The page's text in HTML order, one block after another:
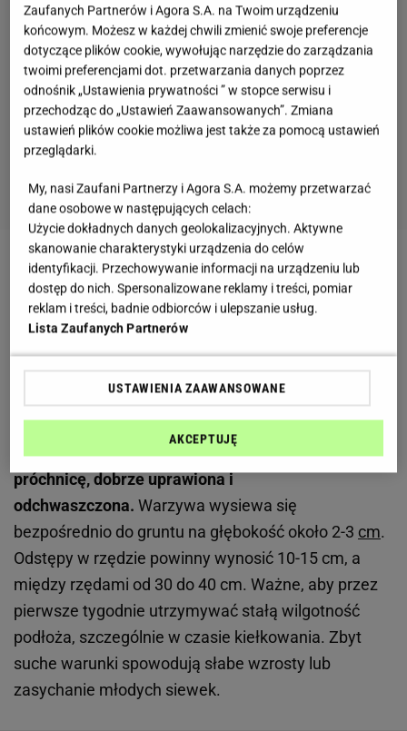
Zobacz wideoMasz kaca? Sięgnij po buraki, mogą
złagodzić skutki
Jak się sadzi buraka? Sprawdź, jak wykonać siew
krok po kroku
Pierwszym krokiem jest staranne przygotowanie
gleby.Powinna być lekka, przewiewna, zasobna w
próchnicę, dobrze uprawiona i
odchwaszczona. Warzywa wysiewa się
bezpośrednio do gruntu na głębokość około 2-3 cm.
Odstępy w rzędzie powinny wynosić 10-15 cm, a
między rzędami od 30 do 40 cm. Ważne, aby przez
pierwsze tygodnie utrzymywać stałą wilgotność
podłoża, szczególnie w czasie kiełkowania. Zbyt
suche warunki spowodują słabe wzrosty lub
zasychanie młodych siewek.
Zaufanych Partnerów i Agora S.A. na Twoim urządzeniu
końcowym. Możesz w każdej chwili zmienić swoje preferencje
dotyczące plików cookie, wywołując narzędzie do zarządzania
twoimi preferencjami dot. przetwarzania danych poprzez
odnośnik „Ustawienia prywatności ” w stopce serwisu i
przechodząc do „Ustawień Zaawansowanych”. Zmiana
ustawień plików cookie możliwa jest także za pomocą ustawień
przeglądarki.
My, nasi Zaufani Partnerzy i Agora S.A. możemy przetwarzać
dane osobowe w następujących celach:
Użycie dokładnych danych geolokalizacyjnych. Aktywne
skanowanie charakterystyki urządzenia do celów
identyfikacji. Przechowywanie informacji na urządzeniu lub
dostęp do nich. Spersonalizowane reklamy i treści, pomiar
reklam i treści, badnie odbiorców i ulepszanie usług.
Lista Zaufanych Partnerów
USTAWIENIA ZAAWANSOWANE
AKCEPTUJĘ